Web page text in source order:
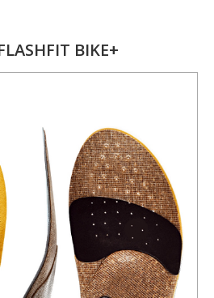
BIKE+